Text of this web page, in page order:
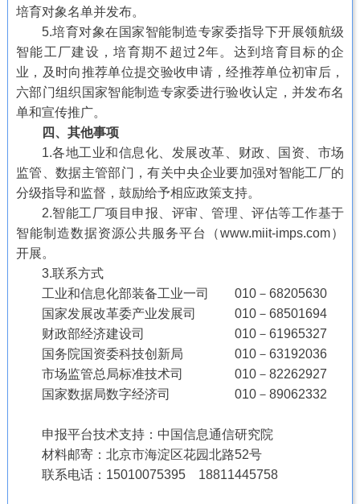
培育对象名单并发布。
5.培育对象在国家智能制造专家委指导下开展领航级
智能工厂建设，培育期不超过2年。达到培育目标的企
业，及时向推荐单位提交验收申请，经推荐单位初审后，
六部门组织国家智能制造专家委进行验收认定，并发布名
单和宣传推广。
四、其他事项
1.各地工业和信息化、发展改革、财政、国资、市场
监管、数据主管部门，有关中央企业要加强对智能工厂的
分级指导和监督，鼓励给予相应政策支持。
2.智能工厂项目申报、评审、管理、评估等工作基于
智能制造数据资源公共服务平台（www.miit-imps.com）
开展。
3.联系方式
工业和信息化部装备工业一司 010－68205630
国家发展改革委产业发展司 010－68501694
财政部经济建设司 010－61965327
国务院国资委科技创新局 010－63192036
市场监管总局标准技术司 010－82262927
国家数据局数字经济司 010－89062332
申报平台技术支持：中国信息通信研究院
材料邮寄：北京市海淀区花园北路52号
联系电话：15010075395 18811445758